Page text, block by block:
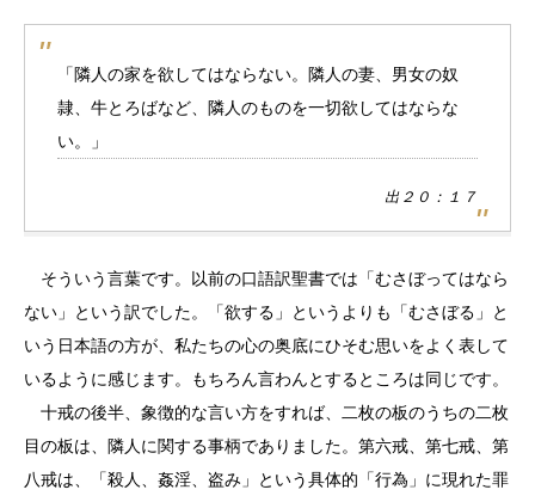
「隣人の家を欲してはならない。隣人の妻、男女の奴
隷、牛とろばなど、隣人のものを一切欲してはならな
い。」
出２０：１７
そういう言葉です。以前の口語訳聖書では「むさぼってはなら
ない」という訳でした。「欲する」というよりも「むさぼる」と
いう日本語の方が、私たちの心の奥底にひそむ思いをよく表して
いるように感じます。もちろん言わんとするところは同じです。
十戒の後半、象徴的な言い方をすれば、二枚の板のうちの二枚
目の板は、隣人に関する事柄でありました。第六戒、第七戒、第
八戒は、「殺人、姦淫、盗み」という具体的「行為」に現れた罪